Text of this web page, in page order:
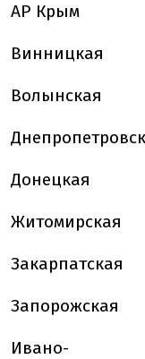
АР Крым
Винницкая
Волынская
Донецкая
Житомирская
Закарпатская
Запорожская
Ивано-